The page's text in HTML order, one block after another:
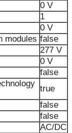
0 V
1
0 V
modules false
277 V
0 V
false
true
false
false
AC/DC